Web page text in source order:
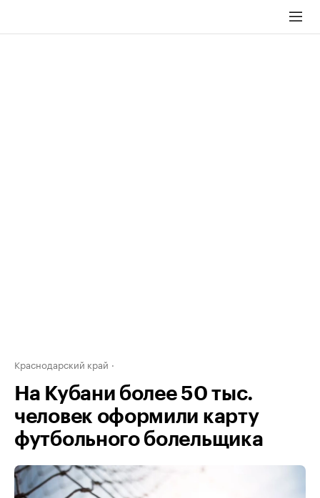
Краснодарский край
На Кубани более 50 тыс.
человек оформили карту
футбольного болельщика